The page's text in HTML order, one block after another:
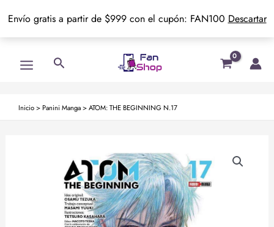
Envío gratis a partir de $999 con el cupón: FAN100 Descartar
Menu
Buscar
Inicio> Panini Manga>ATOM: THE BEGINNING N.17